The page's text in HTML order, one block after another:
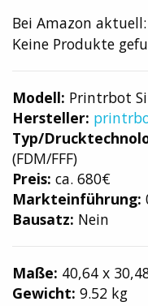
Bei Amazon aktuell:
Keine Produkte
Modell: Printrbot
Hersteller:
Typ/
(FDM/FFF)
Preis: ca. 680€
Markteinführung:
Bausatz: Nein
Maße: 40,64 x
Gewicht: 9.52 kg